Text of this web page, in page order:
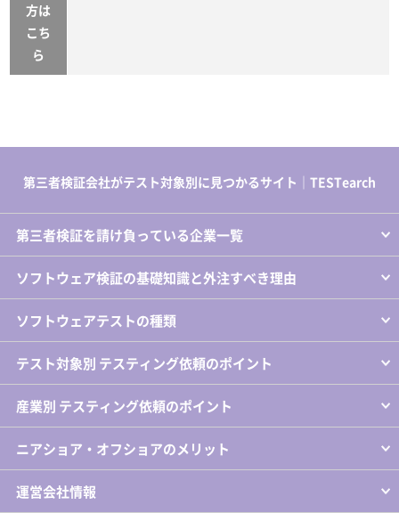
方は
こち
ら
第三者検証会社がテスト対象別に見つかるサイト｜TESTearch
第三者検証を請け負っている企業一覧
ソフトウェア検証の基礎知識と外注すべき理由
ソフトウェアテストの種類
テスト対象別 テスティング依頼のポイント
産業別 テスティング依頼のポイント
ニアショア・オフショアのメリット
運営会社情報